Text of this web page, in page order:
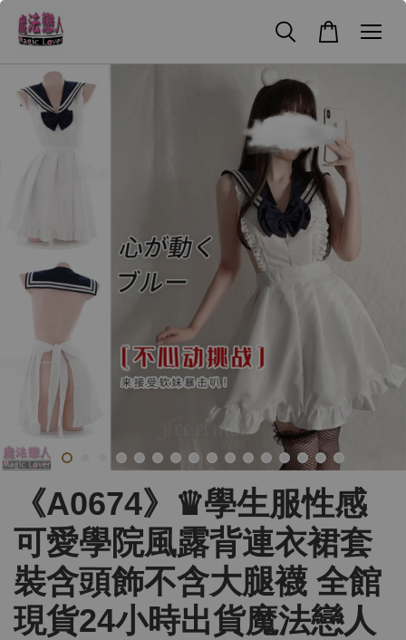
《A0674》♛學生服性感
可愛學院風露背連衣裙套
裝含頭飾不含大腿襪 全館
現貨24小時出貨魔法戀人